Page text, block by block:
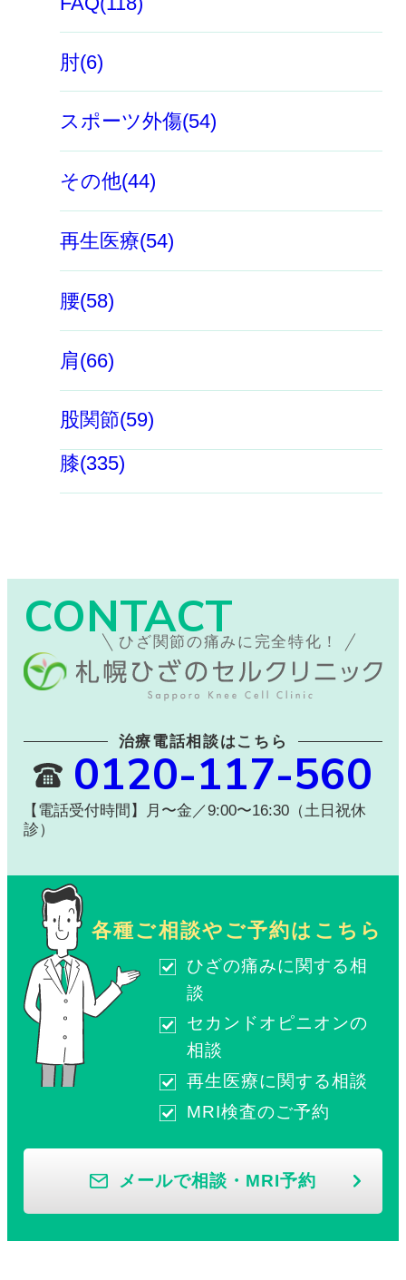
肘(6)
スポーツ外傷(54)
その他(44)
再生医療(54)
腰(58)
肩(66)
股関節(59)
膝(335)
CONTACT
ひざ関節の痛みに完全特化！
治療電話相談はこちら
0120-117-560
【電話受付時間】月〜金／9:00〜16:30（土日祝休
診）
各種ご相談やご予約はこちら
ひざの痛みに関する相
談
セカンドオピニオンの
相談
再生医療に関する相談
MRI検査のご予約
メールで相談・MRI予約